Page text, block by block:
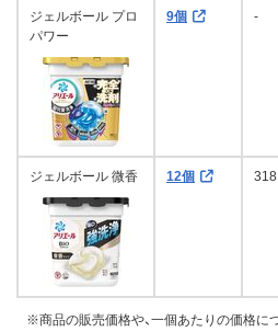
ジェルボール プロ
パワー
9個 -
ジェルボール 微香 12個 318
※商品の販売価格や、一個あたりの価格に